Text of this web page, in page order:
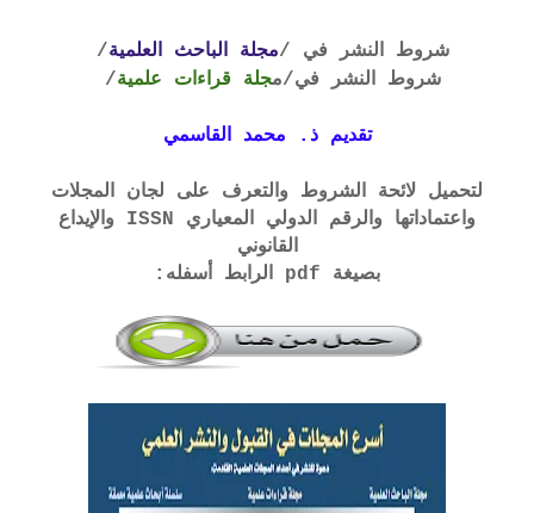
شروط النشر في /مجلة الباحث العلمية/
شروط النشر في/مجلة قراءات علمية/
تقديم ذ. محمد القاسمي
لتحميل لائحة الشروط والتعرف على لجان المجلات
واعتماداتها والرقم الدولي المعياري ISSN والإيداع
القانوني
بصيغة pdf الرابط أسفله: